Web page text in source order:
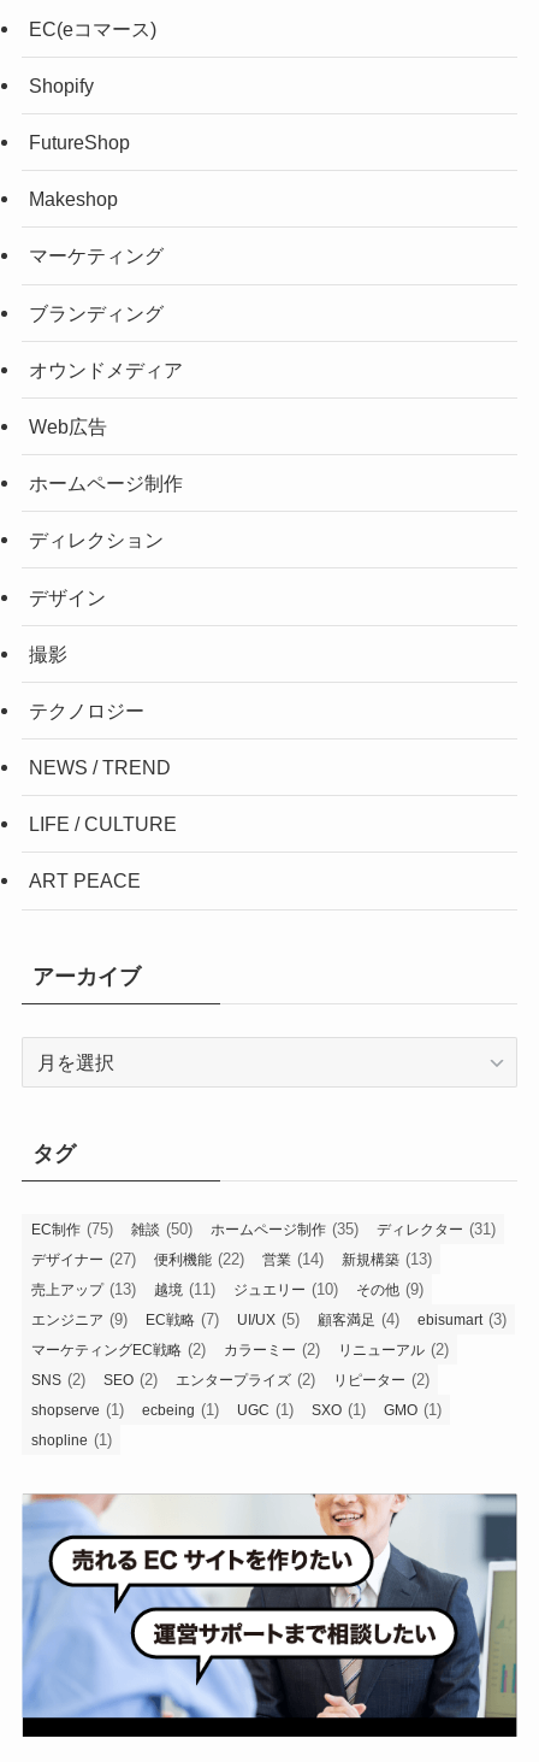
EC(eコマース)
Shopify
FutureShop
Makeshop
マーケティング
ブランディング
オウンドメディア
Web広告
ホームページ制作
ディレクション
デザイン
撮影
テクノロジー
NEWS / TREND
LIFE / CULTURE
ART PEACE
アーカイブ
ブ
タグ
EC制作 (75) 雑談 (50) ホームページ制作 (35) ディレクター (31)
デザイナー (27) 便利機能 (22) 営業 (14) 新規構築 (13)
売上アップ(13) 越境 (11) ジュエリー (10) その他 (9)
エンジニア (9) EC戦略 (7) UI/UX (5) 顧客満足 (4) ebisumart (3)
マーケティングEC戦略 (2) カラーミー (2) リニューアル (2)
SNS (2) SEO (2) エンタープライズ (2) リピーター (2)
shopserve (1) ecbeing (1) UGC (1) SXO (1) GMO (1)
shopline (1)